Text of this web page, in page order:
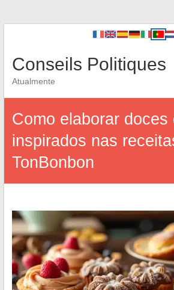
Conseils Politiques
Atualmente
Como elaborar doces
inspirados nas
TonBonbon